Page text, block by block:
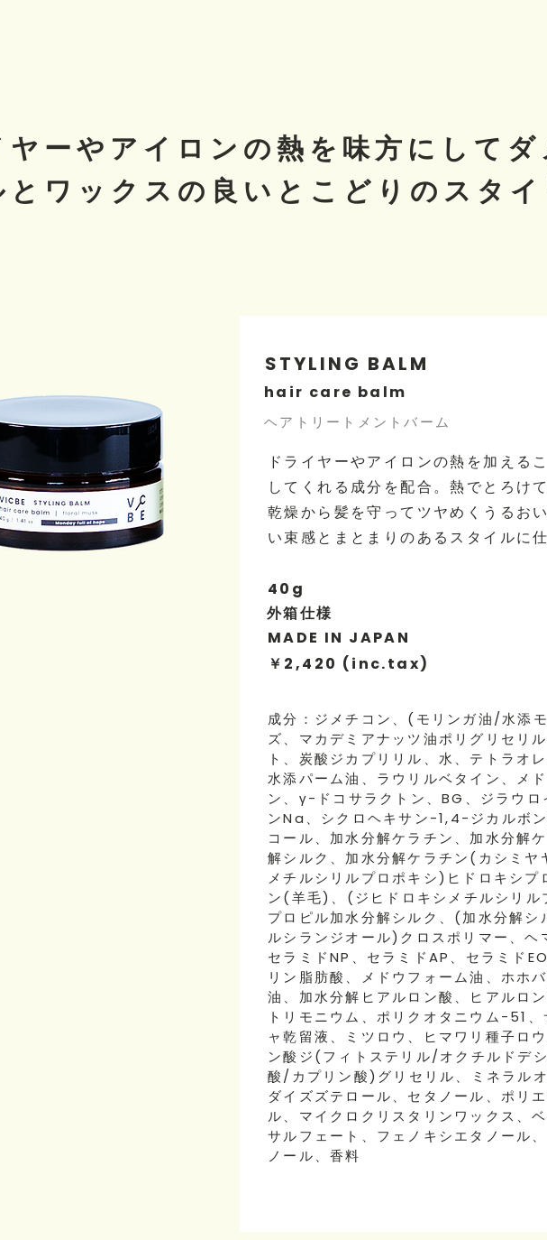
ヤーやアイロンの熱を味方にしてダ
ワックスの良いとこどりのスタ
STYLING BALM
hair care balm
ヘアトリートメントバーム
ドライヤーやアイロンの熱を加える
してくれる成分を配合。熱でとろけ
乾燥から髪を守ってツヤめくうるお
い束感とまとまりのあるスタイルに
40g
外箱仕様
MADE IN JAPAN
￥2,420 (inc.tax)
成分：ジメチコン、(モリンガ油/水添
ズ、マカデミアナッツ油ポリグリセリ
ト、炭酸ジカプリリル、水、テトラオ
水添パーム油、ラウリルベタイン、メ
ン、γ-ドコサラクトン、BG、ジラウロ
ンNa、シクロヘキサン-1,4-ジカルボ
コール、加水分解ケラチン、加水分解
解シルク、加水分解ケラチン(カシミ
メチルシリルプロポキシ)ヒドロキシプ
ン(羊毛)、(ジヒドロキシメチルシリル
プロピル加水分解シルク、(加水分解
ルシランジオール)クロスポリマー、ヘ
セラミドNP、セラミドAP、セラミド
リン脂肪酸、メドウフォーム油、ホホ
油、加水分解ヒアルロン酸、ヒアルロ
トリモニウム、ポリクオタニウム-51
ャ乾留液、ミツロウ、ヒマワリ種子ロ
ン酸ジ(フィトステリル/オクチルドデ
酸/カプリン酸)グリセリル、ミネラルオ
ダイズズテロール、セタノール、ポリ
ル、マイクロクリスタリンワックス、
サルフェート、フェノキシエタノール
ノール、香料